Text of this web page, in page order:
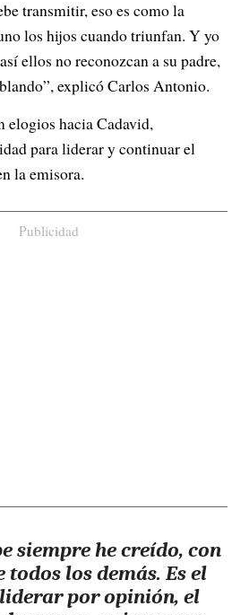
transmitir, eso es como la
los hijos cuando triunfan. Y yo
ellos no reconozcan a su padre,
explicó Carlos Antonio.
elogios hacia Cadavid,
para liderar y continuar el
la emisora.
Publicidad
siempre he creído, con
todos los demás. Es el
por opinión, el